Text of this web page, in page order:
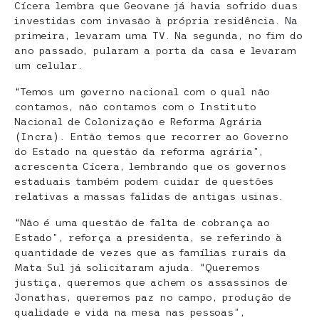
Cícera lembra que Geovane já havia sofrido duas
investidas com invasão à própria residência. Na
primeira, levaram uma TV. Na segunda, no fim do
ano passado, pularam a porta da casa e levaram
um celular.
“Temos um governo nacional com o qual não
contamos, não contamos com o Instituto
Nacional de Colonização e Reforma Agrária
(Incra). Então temos que recorrer ao Governo
do Estado na questão da reforma agrária”,
acrescenta Cícera, lembrando que os governos
estaduais também podem cuidar de questões
relativas a massas falidas de antigas usinas.
“Não é uma questão de falta de cobrança ao
Estado”, reforça a presidenta, se referindo à
quantidade de vezes que as famílias rurais da
Mata Sul já solicitaram ajuda. “Queremos
justiça, queremos que achem os assassinos de
Jonathas, queremos paz no campo, produção de
qualidade e vida na mesa nas pessoas”,